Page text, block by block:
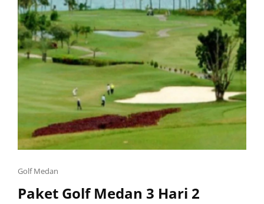
Golf Medan
Paket Golf Medan 3 Hari 2